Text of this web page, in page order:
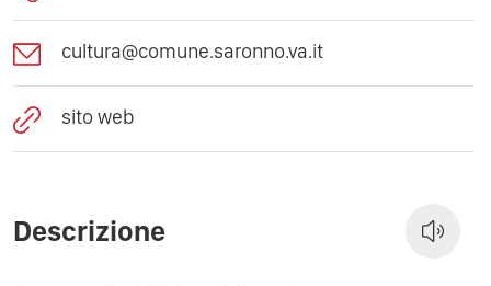
cultura@comune.saronno.va.it
sito web
Descrizione